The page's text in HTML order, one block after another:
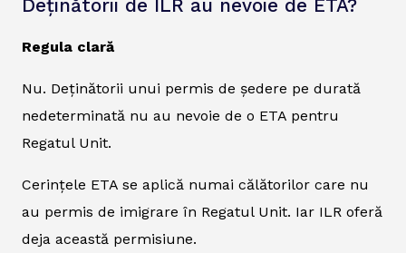
Deținătorii de ILR au nevoie de ETA?
Regula clară
Nu. Deținătorii unui permis de ședere pe durată
nedeterminată nu au nevoie de o ETA pentru
Regatul Unit.
Cerințele ETA se aplică numai călătorilor care nu
au permis de imigrare în Regatul Unit. Iar ILR oferă
deja această permisiune.